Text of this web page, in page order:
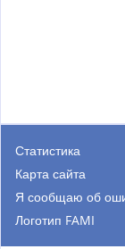
Статистика
Карта сайта
Я сообщаю об
Логотип FAMI